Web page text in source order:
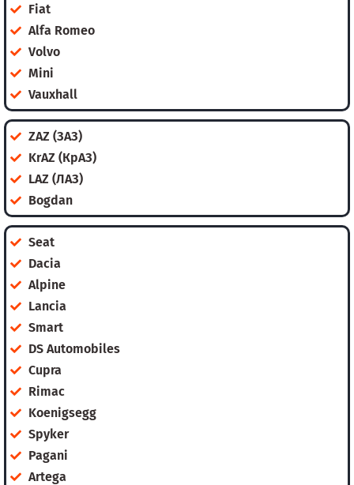
Fiat
Alfa Romeo
Volvo
Mini
Vauxhall
ZAZ (ЗАЗ)
KrAZ (КрАЗ)
LAZ (ЛАЗ)
Bogdan
Seat
Dacia
Alpine
Lancia
Smart
DS Automobiles
Cupra
Rimac
Koenigsegg
Spyker
Pagani
Artega